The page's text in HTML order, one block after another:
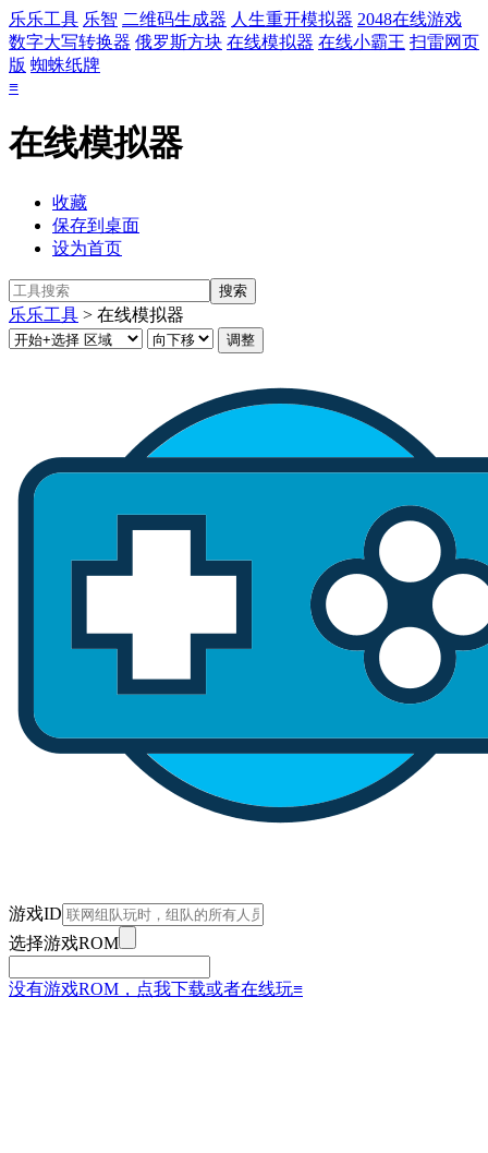
乐乐工具 乐智 二维码生成器 人生重开模拟器 2048在线游戏
数字大写转换器 俄罗斯方块 在线模拟器 在线小霸王 扫雷网页
版 蜘蛛纸牌
≡
在线模拟器
收藏
保存到桌面
设为首页
乐乐工具 > 在线模拟器
调整
游戏ID
选择游戏ROM
没有游戏ROM，点我下载或者在线玩≡